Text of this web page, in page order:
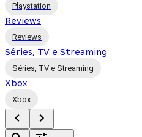
Playstation
Reviews
Reviews
Séries, TV e Streaming
Séries, TV e Streaming
Xbox
Xbox